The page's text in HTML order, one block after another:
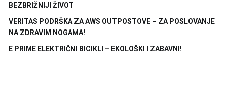
BEZBRIŽNIJI ŽIVOT
VERITAS PODRŠKA ZA AWS OUTPOSTOVE – ZA POSLOVANJE
NA ZDRAVIM NOGAMA!
E PRIME ELEKTRIČNI BICIKLI – EKOLOŠKI I ZABAVNI!